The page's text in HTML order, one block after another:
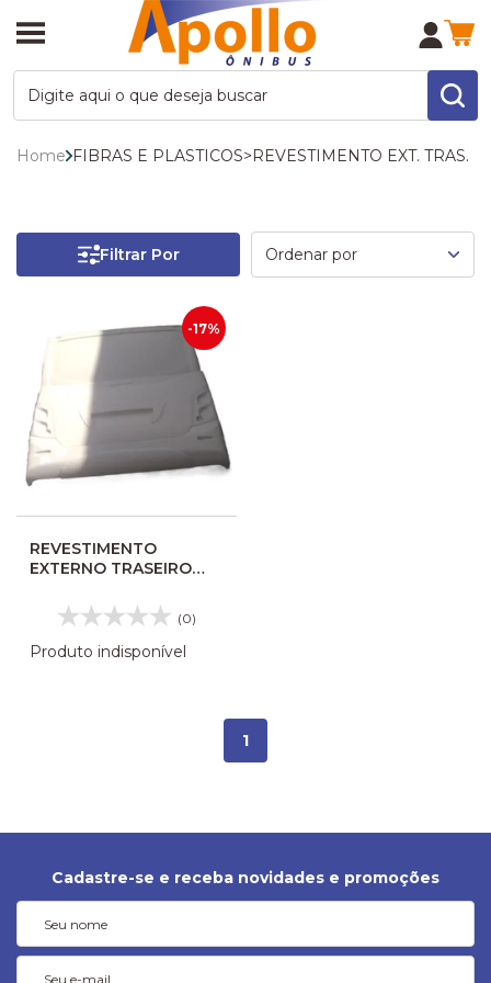
Home FIBRAS E PLASTICOS>REVESTIMENTO EXT. TRAS.
Filtrar Por
-17%
REVESTIMENTO
EXTERNO TRASEIRO
GRANMINI II 072230(0)
Produto indisponível
1
Cadastre-se e receba novidades e promoções